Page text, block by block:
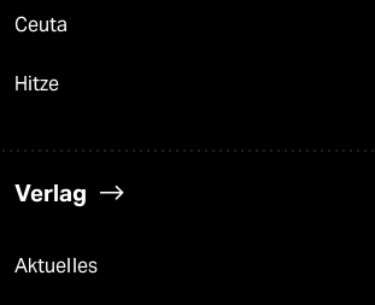
Ceuta
Hitze
Verlag
Aktuelles